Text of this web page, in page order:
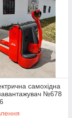
самохідна
№678